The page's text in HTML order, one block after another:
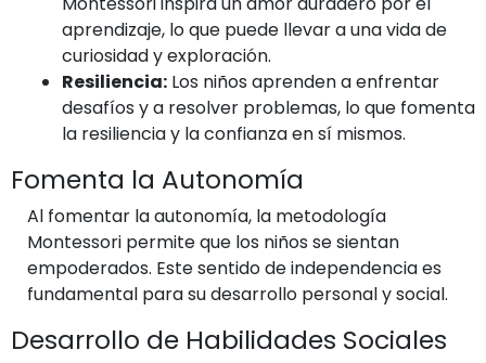
aprendizaje, lo que puede llevar a una vida de
curiosidad y exploración.
Resiliencia: Los niños aprenden a enfrentar
desafíos y a resolver problemas, lo que fomenta
la resiliencia y la confianza en sí mismos.
Fomenta la Autonomía
Al fomentar la autonomía, la metodología
Montessori permite que los niños se sientan
empoderados. Este sentido de independencia es
fundamental para su desarrollo personal y social.
Desarrollo de Habilidades Sociales